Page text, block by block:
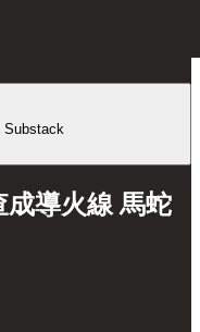
Substack
成導火線 馬蛇